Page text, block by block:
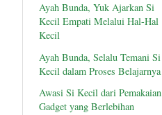
Ayah Bunda, Yuk Ajarkan Si
Kecil Empati Melalui Hal-Hal
Kecil
Ayah Bunda, Selalu Temani Si
Kecil dalam Proses Belajarnya
Awasi Si Kecil dari Pemakaian
Gadget yang Berlebihan